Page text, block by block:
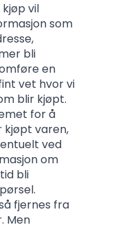
vil
som
bli
en
vet hvor vi
blir kjøpt.
for å
kjøpt varen,
ved
om
bli
fjernes fra
Men